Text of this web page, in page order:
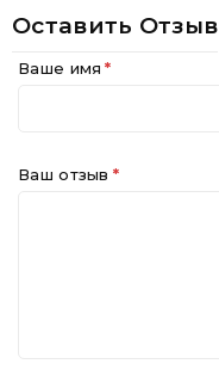
Оставить Отзыв
Ваше имя
Ваш отзыв